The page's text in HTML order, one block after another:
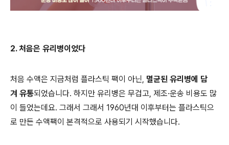
2. 처음은 유리병이었다
처음 수액은 지금처럼 플라스틱 팩이 아닌, 멸균된 유리병에 담
겨 유통되었습니다. 하지만 유리병은 무겁고, 제조·운송 비용도 많
이 들었는데요. 그래서 그래서 1960년대 이후부터는 플라스틱으
로 만든 수액팩이 본격적으로 사용되기 시작했습니다.